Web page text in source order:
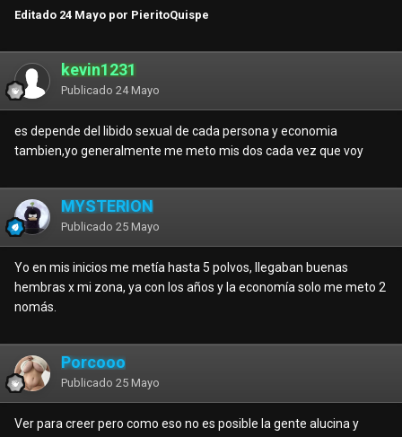
Editado 24 Mayo por PieritoQuispe
kevin1231
Publicado 24 Mayo
es depende del libido sexual de cada persona y economia
tambien,yo generalmente me meto mis dos cada vez que voy
MYSTERION
Publicado 25 Mayo
Yo en mis inicios me metía hasta 5 polvos, llegaban buenas
hembras x mi zona, ya con los años y la economía solo me meto 2
nomás.
Porcooo
Publicado 25 Mayo
Ver para creer pero como eso no es posible la gente alucina y